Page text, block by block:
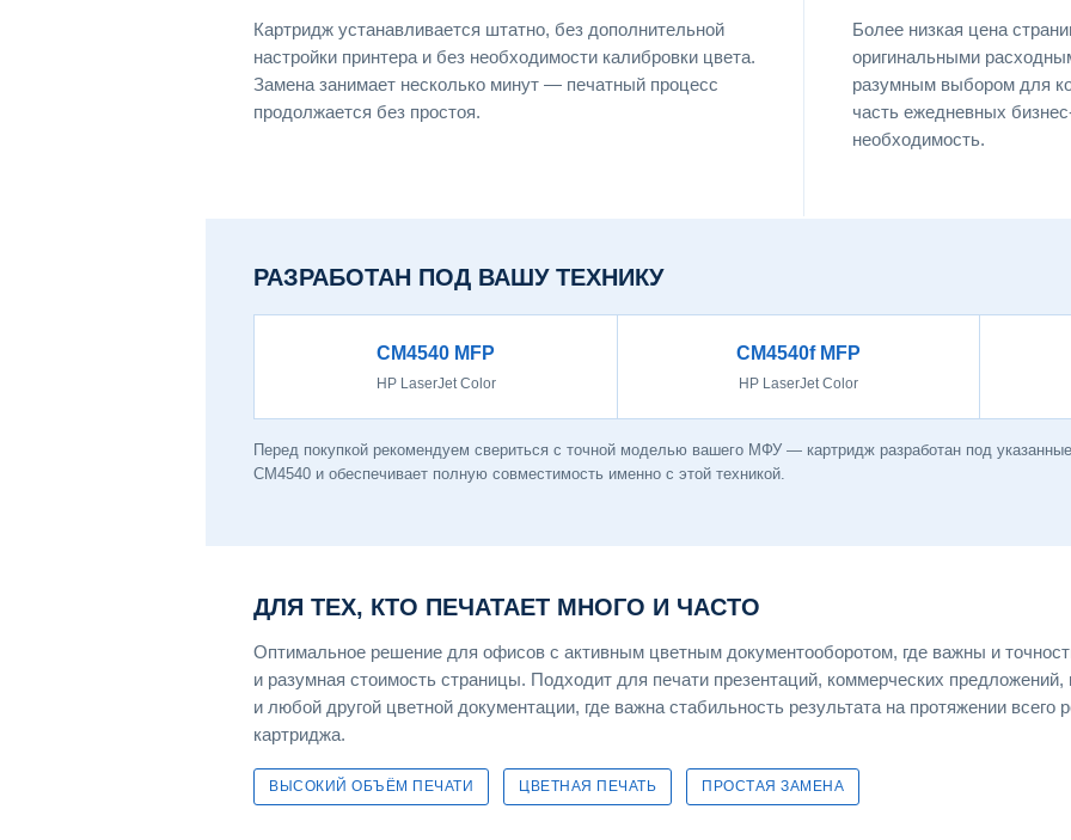
Картридж устанавливается штатно, без дополнительной
настройки принтера и без необходимости калибровки цвета.
Замена занимает несколько минут — печатный процесс
продолжается без простоя.
Более низкая цена
оригинальными
разумным выбором для
часть ежедневных
необходимость.
РАЗРАБОТАН ПОД ВАШУ ТЕХНИКУ
CM4540 MFP
HP LaserJet Color
CM4540f MFP
HP LaserJet Color
Перед покупкой рекомендуем свериться с точной моделью вашего МФУ — картридж разработан под
CM4540 и обеспечивает полную совместимость именно с этой техникой.
ДЛЯ ТЕХ, КТО ПЕЧАТАЕТ МНОГО И ЧАСТО
Оптимальное решение для офисов с активным цветным документооборотом, где важны и
и разумная стоимость страницы. Подходит для печати презентаций, коммерческих предложений,
и любой другой цветной документации, где важна стабильность результата на протяжении всего
картриджа.
ВЫСОКИЙ ОБЪЁМ ПЕЧАТИ ЦВЕТНАЯ ПЕЧАТЬ ПРОСТАЯ ЗАМЕНА